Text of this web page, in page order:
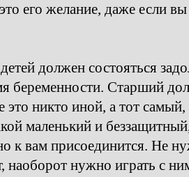
его желание, даже если
должен состояться
беременности. Старший
никто иной, а тот
маленький и
к вам присоединится. Не
наоборот нужно играть с